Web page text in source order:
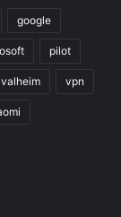
google
pilot
valheim vpn